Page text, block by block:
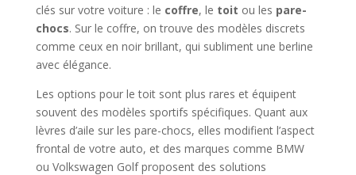
clés sur votre voiture : le coffre, le toit ou les pare-
chocs. Sur le coffre, on trouve des modèles discrets
comme ceux en noir brillant, qui subliment une berline
avec élégance.
Les options pour le toit sont plus rares et équipent
souvent des modèles sportifs spécifiques. Quant aux
lèvres d’aile sur les pare-chocs, elles modifient l’aspect
frontal de votre auto, et des marques comme BMW
ou Volkswagen Golf proposent des solutions